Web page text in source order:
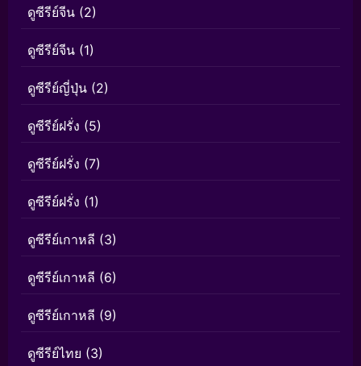
ดูซีรีย์จีน (2)
ดูซีรีย์จีน (1)
ดูซีรีย์ญี่ปุ่น (2)
ดูซีรีย์ฝรั่ง (5)
ดูซีรีย์ฝรั่ง (7)
ดูซีรีย์ฝรั่ง (1)
ดูซีรีย์เกาหลี (3)
ดูซีรีย์เกาหลี (6)
ดูซีรีย์เกาหลี (9)
ดูซีรีย์ไทย (3)